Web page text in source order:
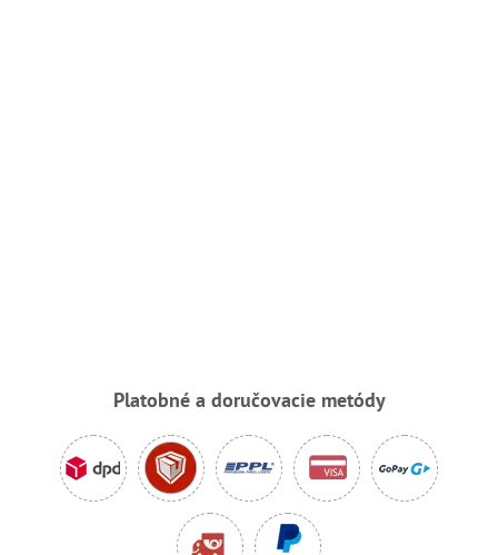
Platobné a doručovacie metódy